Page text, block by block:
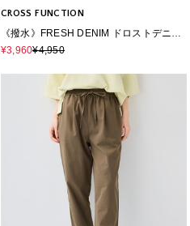
CROSS FUNCTION
《撥水》FRESH DENIM ドロストデニム
ワイドパンツ
¥3,960¥4,950